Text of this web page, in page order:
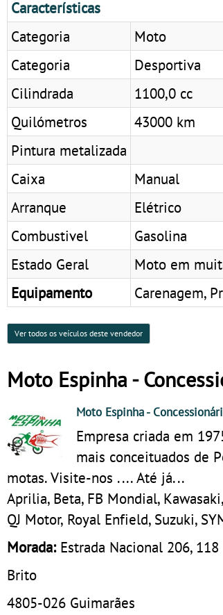
Características
Categoria
Moto
Categoria
Desportiva
Cilindrada
1100,0 cc
Quilómetros
43000 km
Pintura metalizada
Caixa
Manual
Arranque
Elétrico
Combustivel
Gasolina
Estado Geral
Moto em
Equipamento
Carenagem,
Ver todos os veículos deste vendedor
Moto Espinha -
Moto Espinha-
Empresa criada em
mais conceituados de
motas. Visite-nos .... Até já...
Aprilia, Beta, FB Mondial,
QJ Motor, Royal Enfield, Suzuki,
Morada: Estrada Nacional 206, 118
Brito
4805-026 Guimarães